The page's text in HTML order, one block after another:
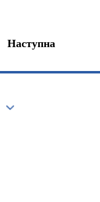
Наступна